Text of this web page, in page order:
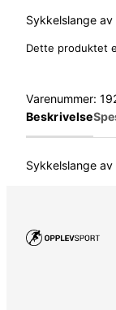
Sykkelslange
Dette produktet
Varenummer:
Beskrivelse
Sykkelslange